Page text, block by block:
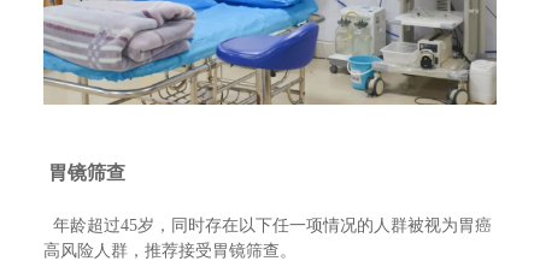
胃镜筛查
年龄超过45岁，同时存在以下任一项情况的人群被视为胃癌
高风险人群，推荐接受胃镜筛查。